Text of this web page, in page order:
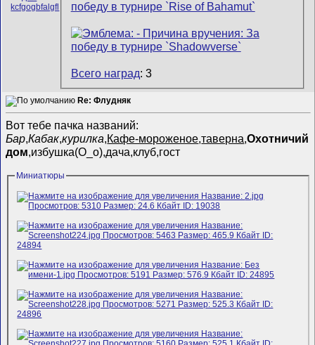
Всего наград: 3
Re: Флудняк
Вот тебе пачка названий:
Бар,Кабак,курилка,Кафе-мороженое,таверна,Охотничий
дом,избушка(О_о),дача,клуб,гост
Миниатюры